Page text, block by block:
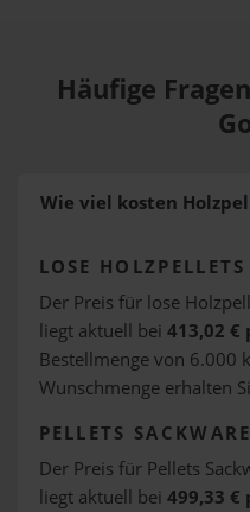
Häufige
Wie viel kosten
LOSE HOLZPELLETS
Der Preis für lose
liegt aktuell bei 413,02 €
Bestellmenge von 6.000
Wunschmenge erhalten
PELLETS SACKWARE
Der Preis für Pellets
liegt aktuell bei 499,33 €